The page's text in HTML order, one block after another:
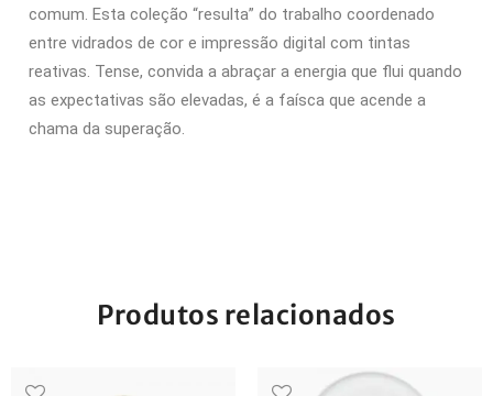
comum. Esta coleção “resulta” do trabalho coordenado
entre vidrados de cor e impressão digital com tintas
reativas. Tense, convida a abraçar a energia que flui quando
as expectativas são elevadas, é a faísca que acende a
chama da superação.
Produtos relacionados